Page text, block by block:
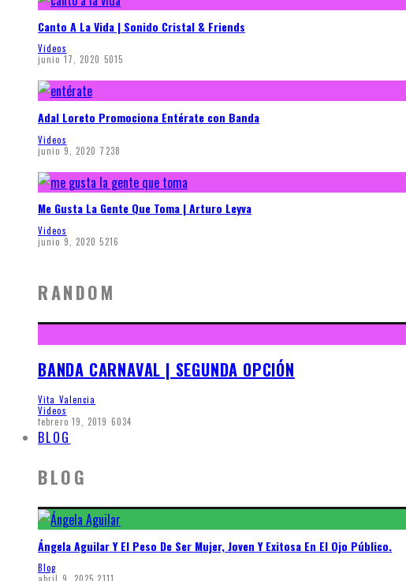
Canto A La Vida | Sonido Cristal & Friends
Videos
junio 17, 2020 5015
Adal Loreto Promociona Entérate con Banda
Videos
junio 9, 2020 7238
Me Gusta La Gente Que Toma | Arturo Leyva
Videos
junio 9, 2020 5216
RANDOM
BANDA CARNAVAL | SEGUNDA OPCIÓN
Vita Valencia
Videos
febrero 19, 2019 6034
BLOG
BLOG
Ángela Aguilar Y El Peso De Ser Mujer, Joven Y Exitosa En El Ojo Público.
Blog